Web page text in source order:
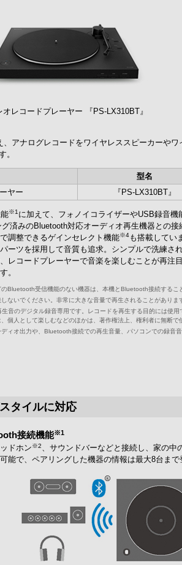
オレコードプレーヤー 『PS-LX310BT』
、アナログレコードをワイヤレススピーカーやワ
。
型名
ヤー
『PS-LX310BT』
※1 に加えて、フォノイコライザーやUSB録音機
済みのBluetooth対応オーディオ再生機器との
調整できるゲインセレクト機能※4も搭載してい
ーツを採用して音質も追求。シンプルで洗練さ
レコードプレーヤーで音楽を楽しむことが再
。
Bluetooth受信機能のない機器は、本機とBluetooth接続するこ
ないでください。非常に大きな音量で再生されることがありま
音のデジタル録音専用です。レコードを再生する目的には使
個人として楽しむなどのほかは、著作権法上、権利者に無断で
ィオ出力や、Bluetooth接続での再生音量、パソコンでの録音音
タイルに対応
接続機能※1
ドホン※2、サウンドバーなどと接続し、家の中
能で、ペアリングした機器の情報は最大8台まで